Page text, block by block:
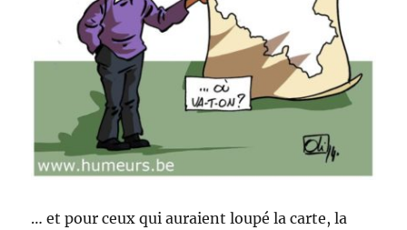
… et pour ceux qui auraient loupé la carte, la